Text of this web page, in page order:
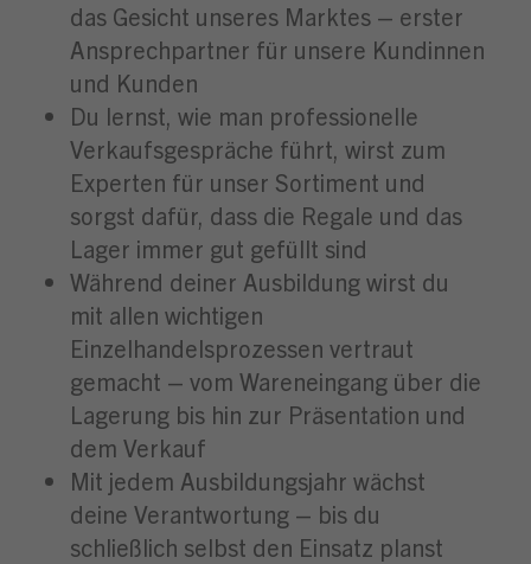
das Gesicht unseres Marktes – erster
Ansprechpartner für unsere Kundinnen
und Kunden
Du lernst, wie man professionelle
Verkaufsgespräche führt, wirst zum
Experten für unser Sortiment und
sorgst dafür, dass die Regale und das
Lager immer gut gefüllt sind
Während deiner Ausbildung wirst du
mit allen wichtigen
Einzelhandelsprozessen vertraut
gemacht – vom Wareneingang über die
Lagerung bis hin zur Präsentation und
dem Verkauf
Mit jedem Ausbildungsjahr wächst
deine Verantwortung – bis du
schließlich selbst den Einsatz planst